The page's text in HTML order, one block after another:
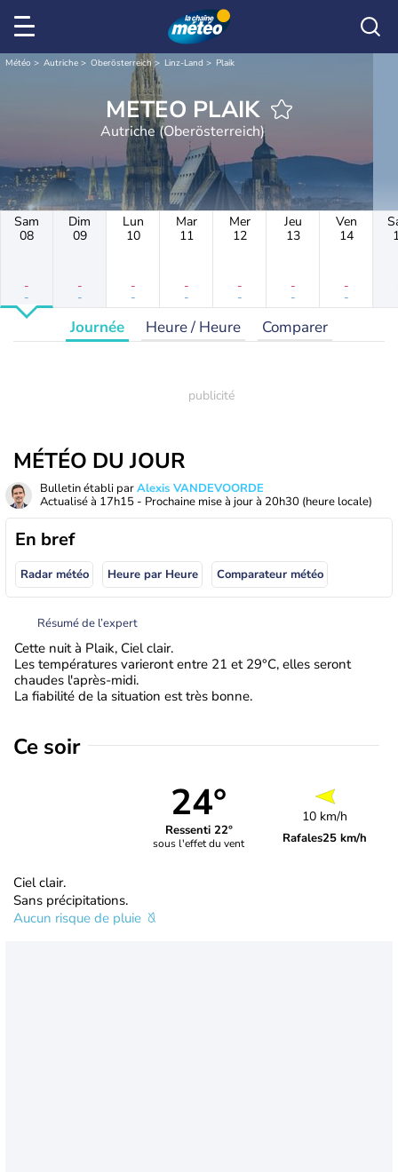
Météo Autriche Oberösterreich Linz-Land Plaik
METEO PLAIK
Autriche (Oberösterreich)
Sam
08
-
-
Dim
09
-
-
Lun
10
-
-
Mar
11
-
-
Mer
12
-
-
Jeu
13
-
-
Ven
14
-
-
Journée Heure / Heure Comparer
MÉTÉO DU JOUR
Bulletin établi parAlexis VANDEVOORDE
Actualisé à 17h15 - Prochaine mise à jour à 20h30 (heure locale)
En bref
Radar météo Heure par Heure Comparateur météo
Résumé de l’expert
Cette nuit à Plaik, Ciel clair.
Les températures varieront entre 21 et 29°C, elles seront
chaudes l'après-midi.
La fiabilité de la situation est très bonne.
Ce soir
24°
Ressenti 22°
sous l'effet du vent
10 km/h
Rafales25 km/h
Ciel clair.
Sans précipitations.
Aucun risque de pluie